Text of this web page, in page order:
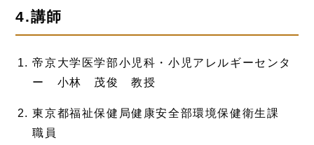
4.講師
帝京大学医学部小児科・小児アレルギーセンタ
ー 小林 茂俊 教授
東京都福祉保健局健康安全部環境保健衛生課
職員